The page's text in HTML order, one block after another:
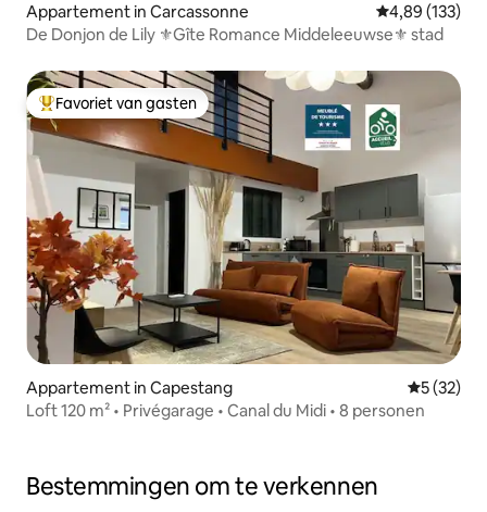
Appartement in Carcassonne Gemiddelde
4,89 (133)
De Donjon de Lily ⚜️Gîte Romance Middeleeuwse⚜️ stad
Topfavoriet van gasten
Favoriet van gasten
Appartement in Capestang
5 (32)
Loft 120 m² • Privégarage • Canal du Midi • 8 personen
Bestemmingen om te verkennen